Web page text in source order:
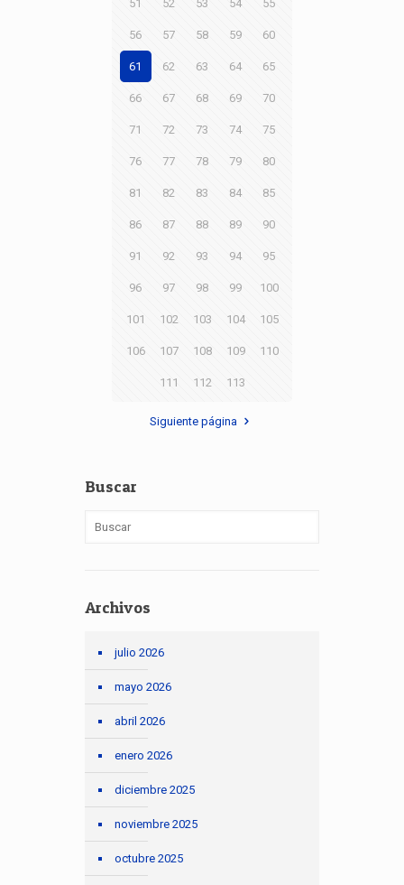
51 52 53 54 55
56 57 58 59 60
61 62 63 64 65
66 67 68 69 70
71 72 73 74 75
76 77 78 79 80
81 82 83 84 85
86 87 88 89 90
91 92 93 94 95
96 97 98 99 100
101 102 103 104 105
106 107 108 109 110
111 112 113
Siguiente página
Buscar
Archivos
julio 2026
mayo 2026
abril 2026
enero 2026
diciembre 2025
noviembre 2025
octubre 2025